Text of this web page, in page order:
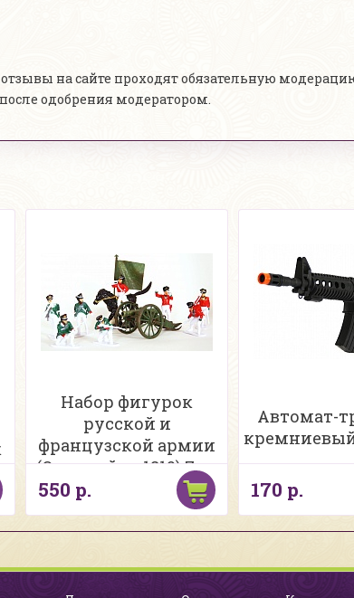
на сайте проходят обязательную
одобрения модератором.
Набор фигурок
русской и
французской армии
(Отеч война 1812) 7см
8штук + 2 лош + акс
93865 в/п
550 р.
Автомат-
170 р.